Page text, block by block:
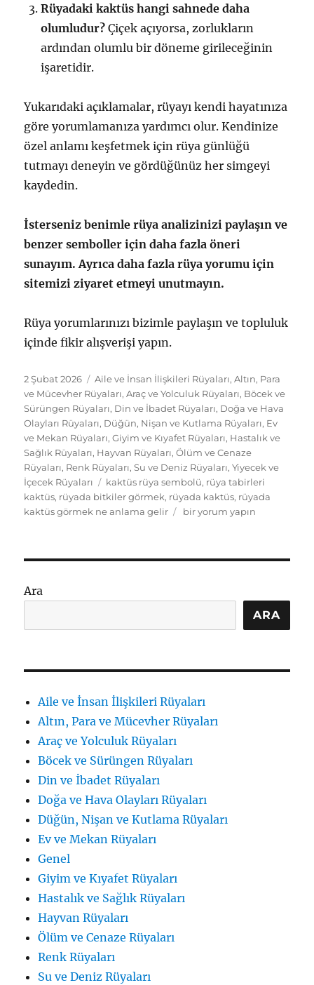
Rüyadaki kaktüs hangi sahnede daha
olumludur? Çiçek açıyorsa, zorlukların
ardından olumlu bir döneme girileceğinin
işaretidir.
Yukarıdaki açıklamalar, rüyayı kendi hayatınıza
göre yorumlamanıza yardımcı olur. Kendinize
özel anlamı keşfetmek için rüya günlüğü
tutmayı deneyin ve gördüğünüz her simgeyi
kaydedin.
İsterseniz benimle rüya analizinizi paylaşın ve
benzer semboller için daha fazla öneri
sunayım. Ayrıca daha fazla rüya yorumu için
sitemizi ziyaret etmeyi unutmayın.
Rüya yorumlarınızı bizimle paylaşın ve topluluk
içinde fikir alışverişi yapın.
Yayın
tarihi
2 Şubat 2026 Kategoriler
Aile ve İnsan İlişkileri Rüyaları,Altın, Para
ve Mücevher Rüyaları,Araç ve Yolculuk Rüyaları, Böcek ve
Sürüngen Rüyaları, Din ve İbadet Rüyaları, Doğa ve Hava
Olayları Rüyaları, Düğün, Nişan ve Kutlama Rüyaları, Ev
ve Mekan Rüyaları,Giyim ve Kıyafet Rüyaları, Hastalık ve
Sağlık Rüyaları, Hayvan Rüyaları,Ölüm ve Cenaze
Rüyaları, Renk Rüyaları,Su ve Deniz Rüyaları,Yiyecek ve
İçecek Rüyaları
Etiketler
kaktüs rüya sembolü, rüya tabirleri
kaktüs, rüyada bitkiler görmek, rüyada kaktüs, rüyada
kaktüs görmek ne anlama gelir
Rüyada
Anlamlar
bir yorum yapın
Ara
ARA
Aile ve İnsan İlişkileri Rüyaları
Altın, Para ve Mücevher Rüyaları
Araç ve Yolculuk Rüyaları
Böcek ve Sürüngen Rüyaları
Din ve İbadet Rüyaları
Doğa ve Hava Olayları Rüyaları
Düğün, Nişan ve Kutlama Rüyaları
Ev ve Mekan Rüyaları
Genel
Giyim ve Kıyafet Rüyaları
Hastalık ve Sağlık Rüyaları
Hayvan Rüyaları
Ölüm ve Cenaze Rüyaları
Renk Rüyaları
Su ve Deniz Rüyaları